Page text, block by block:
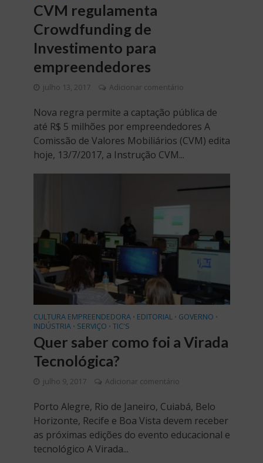
CVM regulamenta
Crowdfunding de
Investimento para
empreendedores
julho 13, 2017 Adicionar comentário
Nova regra permite a captação pública de
até R$ 5 milhões por empreendedores A
Comissão de Valores Mobiliários (CVM) edita
hoje, 13/7/2017, a Instrução CVM...
CULTURA EMPREENDEDORA • EDITORIAL • GOVERNO •
INDÚSTRIA • SERVIÇO • TIC'S
Quer saber como foi a Virada
Tecnológica?
julho 9, 2017 Adicionar comentário
Porto Alegre, Rio de Janeiro, Cuiabá, Belo
Horizonte, Recife e Boa Vista devem receber
as próximas edições do evento educacional e
tecnológico A Virada...